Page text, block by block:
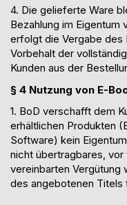
4. Die gelieferte Ware
Bezahlung im Eigentum
erfolgt die Vergabe des
Vorbehalt der
Kunden aus der
§ 4 Nutzung von E-
1. BoD verschafft dem
erhältlichen Produkten (
Software) kein
nicht übertragbares,
vereinbarten Vergütung
des angebotenen Titels